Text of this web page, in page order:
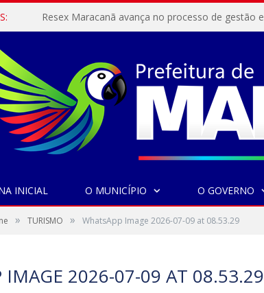
INICIAL O MUNICÍPIO O GOVERNO
» TURISMO » WhatsApp Image 2026-07-09 at 08.53.29
IMAGE 2026-07-09 AT 08.53.29